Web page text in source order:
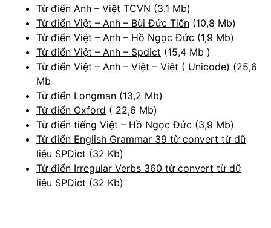
Từ điển Anh – Việt TCVN (3.1 Mb)
Từ điển Việt – Anh – Bùi Đức Tiến (10,8 Mb)
Từ điển Việt – Anh – Hồ Ngọc Đức (1,9 Mb)
Từ điển Việt – Anh – Spdict (15,4 Mb )
Từ điển Việt – Anh – Việt – Việt ( Unicode) (25,6
Mb
Từ điển Longman (13,2 Mb)
Từ điển Oxford ( 22,6 Mb)
Từ điển tiếng Việt – Hồ Ngọc Đức (3,9 Mb)
Từ điển English Grammar 39 từ convert từ dữ
liệu SPDict (32 Kb)
Từ điển Irregular Verbs 360 từ convert từ dữ
liệu SPDict (32 Kb)